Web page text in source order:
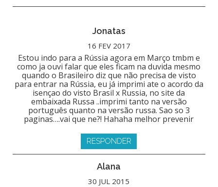
Jonatas
16 FEV 2017
Estou indo para a Rússia agora em Março tmbm e
como ja ouvi falar que eles ficam na duvida mesmo
quando o Brasileiro diz que não precisa de visto
para entrar na Rússia, eu já imprimi ate o acordo da
isençao do visto Brasil x Russia, no site da
embaixada Russa ..imprimi tanto na versão
português quanto na versão russa. Sao so 3
paginas….vai que ne?! Hahaha melhor prevenir
RESPONDER
Alana
30 JUL 2015